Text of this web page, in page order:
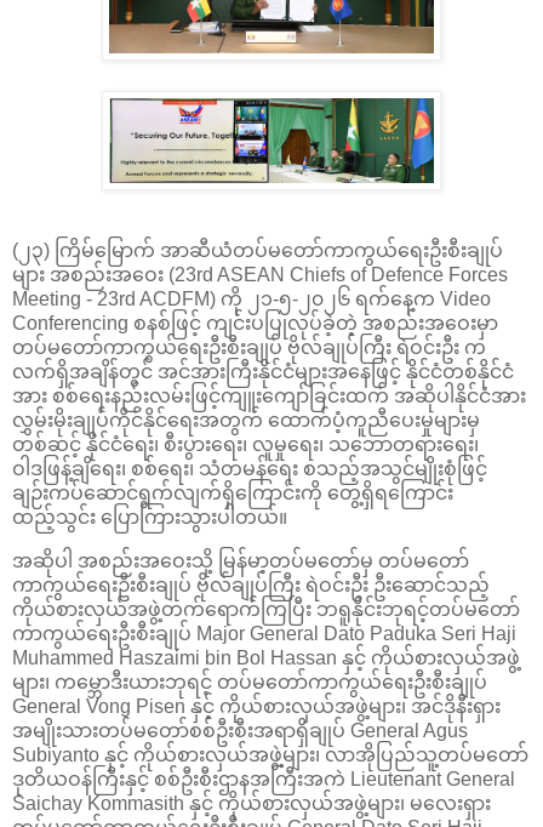
(၂၃) ကြိမ်မြောက် အာဆီယံတပ်မတော်ကာကွယ်ရေးဦးစီးချုပ်
များ အစည်းအဝေး (23rd ASEAN Chiefs of Defence Forces
Meeting - 23rd ACDFM) ကို ၂၁-၅-၂၀၂၆ ရက်နေ့က Video
Conferencing စနစ်ဖြင့် ကျင်းပပြုလုပ်ခဲ့တဲ့ အစည်းအဝေးမှာ
တပ်မတော်ကာကွယ်ရေးဦးစီးချုပ် ဗိုလ်ချုပ်ကြီး ရဲဝင်းဦး က
လက်ရှိအချိန်တွင် အင်အားကြီးနိုင်ငံများအနေဖြင့် နိုင်ငံတစ်နိုင်ငံ
အား စစ်ရေးနည်းလမ်းဖြင့်ကျူးကျော်ခြင်းထက် အဆိုပါနိုင်ငံအား
လွှမ်းမိုးချုပ်ကိုင်နိုင်ရေးအတွက် ထောက်ပံ့ကူညီပေးမှုများမှ
တစ်ဆင့် နိုင်ငံရေး၊ စီးပွားရေး၊ လူမှုရေး၊ သဘောတရားရေး၊
ဝါဒဖြန့်ချိရေး၊ စစ်ရေး၊ သံတမန်ရေး စသည့်အသွင်မျိုးစုံဖြင့်
ချဉ်းကပ်ဆောင်ရွက်လျက်ရှိကြောင်းကို တွေ့ရှိရကြောင်း
ထည့်သွင်း ပြောကြားသွားပါတယ်။
အဆိုပါ အစည်းအဝေးသို့ မြန်မာ့တပ်မတော်မှ တပ်မတော်
ကာကွယ်ရေးဦးစီးချုပ် ဗိုလ်ချုပ်ကြီး ရဲဝင်းဦး ဦးဆောင်သည့်
ကိုယ်စားလှယ်အဖွဲ့တက်ရောက်ကြပြီး ဘရူနိုင်းဘုရင့်တပ်မတော်
ကာကွယ်ရေးဦးစီးချုပ် Major General Dato Paduka Seri Haji
Muhammed Haszaimi bin Bol Hassan နှင့် ကိုယ်စားလှယ်အဖွဲ့
များ၊ ကမ္ဘောဒီးယားဘုရင့် တပ်မတော်ကာကွယ်ရေးဦးစီးချုပ်
General Vong Pisen နှင့် ကိုယ်စားလှယ်အဖွဲ့များ၊ အင်ဒိုနီးရှား
အမျိုးသားတပ်မတော်စစ်ဦးစီးအရာရှိချုပ် General Agus
Subiyanto နှင့် ကိုယ်စားလှယ်အဖွဲ့များ၊ လာအိုပြည်သူ့တပ်မတော်
ဒုတိယဝန်ကြီးနှင့် စစ်ဦးစီးဌာနအကြီးအကဲ Lieutenant General
Saichay Kommasith နှင့် ကိုယ်စားလှယ်အဖွဲ့များ၊ မလေးရှား